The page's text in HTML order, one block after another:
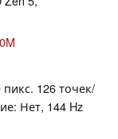
126 точек/
Нет, 144 Hz